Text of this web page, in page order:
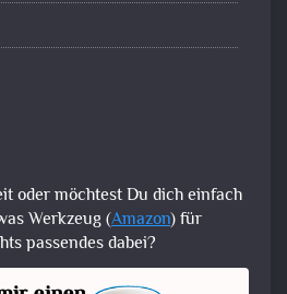
oder möchtest Du dich einfach
Werkzeug (Amazon) für
passendes dabei?